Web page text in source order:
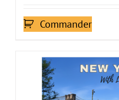
Commander